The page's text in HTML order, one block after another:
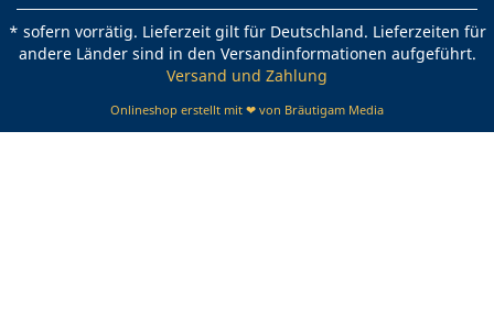
* sofern vorrätig. Lieferzeit gilt für Deutschland. Lieferzeiten für
andere Länder sind in den Versandinformationen aufgeführt.
Versand und Zahlung
Onlineshop erstellt mit ❤ von Bräutigam Media